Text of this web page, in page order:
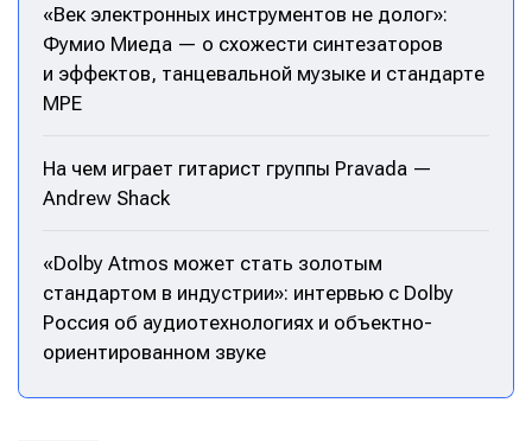
«Век электронных инструментов не долог»:
Фумио Миеда — о схожести синтезаторов
и эффектов, танцевальной музыке и стандарте
MPE
На чем играет гитарист группы Pravada —
Andrew Shack
«Dolby Atmos может стать золотым
стандартом в индустрии»: интервью с Dolby
Россия об аудиотехнологиях и объектно-
ориентированном звуке